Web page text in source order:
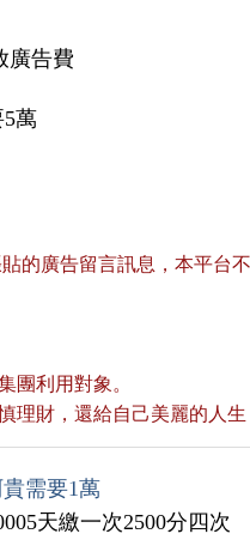
廣告費
萬
的廣告留言訊息，本平台
團利用對象。
理財，還給自己美麗的人生
需要1萬
天繳一次2500分四次